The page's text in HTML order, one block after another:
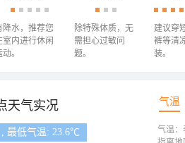
降水，推荐您
室内进行休闲
。
除特殊体质，无
需担心过敏问
题。
建议穿
裤等清
装。
天气实况 气温
最低气温: 23.6℃
气温：